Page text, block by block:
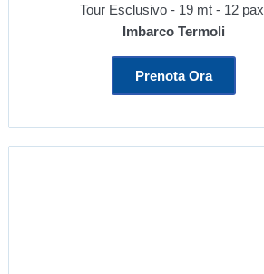
Tour Esclusivo - 19 mt - 12 pax
Imbarco Termoli
Prenota Ora